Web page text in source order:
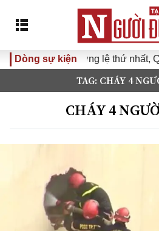
Dòng sự kiện
thứ nhất, Quốc hội khóa XVI
TAG: CHÁY 4
CHÁY 4